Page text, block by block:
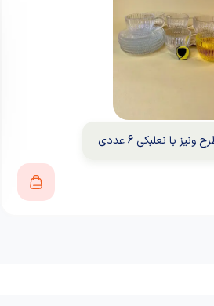
با نعلبکی 6 عددی